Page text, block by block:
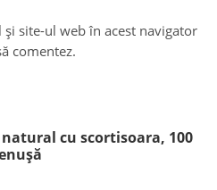
site-ul web în acest navigator
comentez.
cu scortisoara, 100